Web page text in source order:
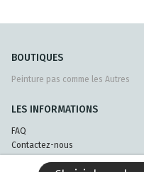
BOUTIQUES
Peinture pas comme les Autres
LES INFORMATIONS
FAQ
Contactez-nous